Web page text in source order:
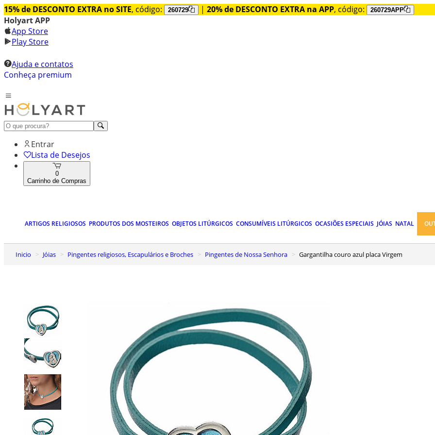
15% de DESCONTO EXTRA no SITE, código: 260729 | 20% de DESCONTO EXTRA na APP, código: 260729APP
Holyart APP
App Store
Play Store
Ajuda e contatos
Conheça premium
Entrar
Lista de Desejos
0
Carrinho de Compras
ARTIGOS RELIGIOSOS PRODUTOS DOS MOSTEIROS OBJETOS LITÚRGICOS CONSUMÍVEIS LITÚRGICOS OCASIÕES ESPECIAIS JÓIAS NATAL
Inicio Jóias Pingentes religiosos, Escapulários e Broches Pingentes de Nossa Senhora Gargantilha couro azul placa Virgem